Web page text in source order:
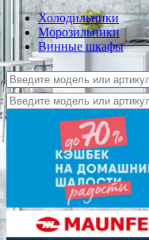
Холодильники
Морозильники
Винные шкафы